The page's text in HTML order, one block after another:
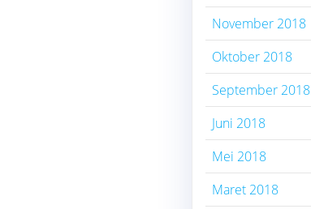
November 2018
Oktober 2018
September 2018
Juni 2018
Mei 2018
Maret 2018